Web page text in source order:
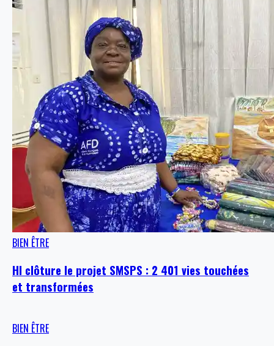
BIEN ÊTRE
HI clôture le projet SMSPS : 2 401 vies touchées
et transformées
BIEN ÊTRE